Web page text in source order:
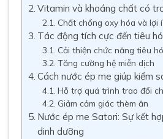
Vitamin và khoáng chất có
Chất chống oxy hóa và lợi
Tác động tích cực đến tiêu
Cải thiện chức năng tiêu
Tăng cường hệ miễn dịch
Cách nước ép me giúp kiểm
Hỗ trợ quá trình trao đổi
Giảm cảm giác thèm ăn
Nước ép me Satori: Sự kết
dinh dưỡng